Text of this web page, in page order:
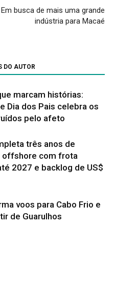
Em busca de mais uma grande
indústria para Macaé
DO AUTOR
marcam histórias:
Dia dos Pais celebra os
pelo afeto
três anos de
offshore com frota
2027 e backlog de US$
voos para Cabo Frio e
de Guarulhos